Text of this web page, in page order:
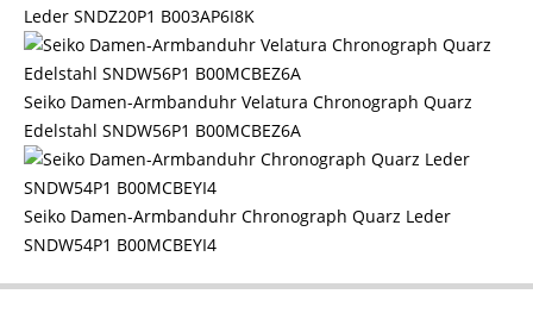
Leder SNDZ20P1 B003AP6I8K
Seiko Damen-Armbanduhr Velatura Chronograph Quarz
Edelstahl SNDW56P1 B00MCBEZ6A
Seiko Damen-Armbanduhr Chronograph Quarz Leder
SNDW54P1 B00MCBEYI4